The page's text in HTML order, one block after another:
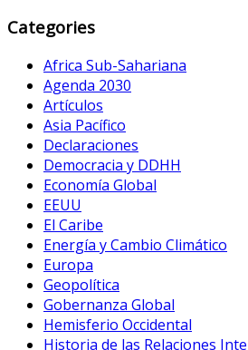
Categories
Africa Sub-Sahariana
Agenda 2030
Artículos
Asia Pacífico
Declaraciones
Democracia y DDHH
Economía Global
EEUU
El Caribe
Energía y Cambio Climático
Europa
Geopolítica
Gobernanza Global
Hemisferio Occidental
Historia de las Relaciones